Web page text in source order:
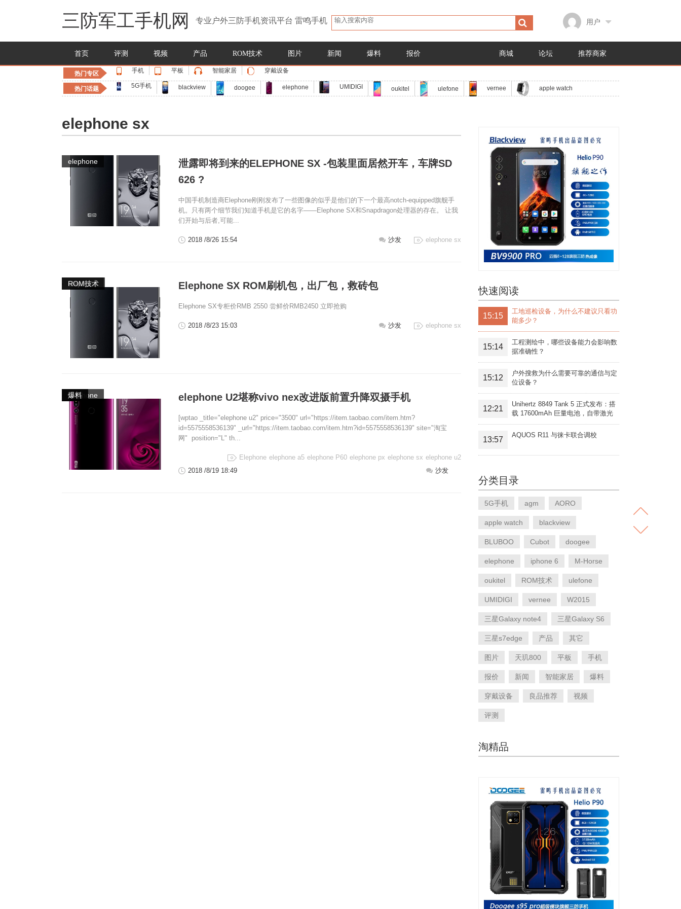
三防军工手机网 专业户外三防手机资讯平台 雷鸣手机 用户
首页 评测 视频 产品 ROM技术 图片 新闻 爆料 报价 商城 论坛 推荐商家
热门专区 手机 平板 智能家居 穿戴设备
热门话题 5G手机 blackview doogee elephone UMIDIGI oukitel ulefone vernee apple watch
elephone sx
elephone
泄露即将到来的ELEPHONE SX -包装里面居然开车，车牌SD
626 ?
中国手机制造商Elephone刚刚发布了一些图像的似乎是他们的下一个最高notch-equipped旗舰手
机。只有两个细节我们知道手机是它的名字——Elephone SX和Snapdragon处理器的存在。 让我
们开始与后者,可能...
elephone sx
2018 /8/26 15:54 沙发
elephone
ROM技术 Elephone SX ROM刷机包，出厂包，救砖包
Elephone SX专柜价RMB 2550 尝鲜价RMB2450 立即抢购
elephone sx
2018 /8/23 15:03 沙发
elephone
手机
爆料 elephone U2堪称vivo nex改进版前置升降双摄手机
[wptao _title="elephone u2" price="3500" url="https://item.taobao.com/item.htm?
id=5575558536139" _url="https://item.taobao.com/item.htm?id=5575558536139" site="淘宝
网" position="L" th...
Elephone elephone a5 elephone P60 elephone px elephone sx elephone u2
2018 /8/19 18:49
沙发
快速阅读
15:15
工地巡检设备，为什么不建议只看功
能多少？
15:14
工程测绘中，哪些设备能力会影响数
据准确性？
15:12
户外搜救为什么需要可靠的通信与定
位设备？
12:21
Unihertz 8849 Tank 5 正式发布：搭
载 17600mAh 巨量电池，自带激光
投影旗舰三防手机
13:57
AQUOS R11 与徕卡联合调校
分类目录
5G手机 agm AORO
apple watch blackview
BLUBOO Cubot doogee
elephone iphone 6 M-Horse
oukitel ROM技术 ulefone
UMIDIGI vernee W2015
三星Galaxy note4 三星Galaxy S6
三星s7edge 产品 其它
图片 天玑800 平板 手机
报价 新闻 智能家居 爆料
穿戴设备 良品推荐 视频
评测
淘精品